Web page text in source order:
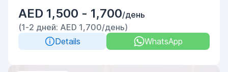
AED 1,500 - 1,700/день
(1-2 дней: AED 1,700/день)
Details
WhatsApp